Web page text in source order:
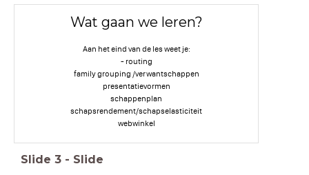
Wat gaan we leren?
Aan het eind van de les weet je:
- routing
family grouping /verwantschappen
presentatievormen
schappenplan
schapsrendement/schapselasticiteit
webwinkel
Slide 3 - Slide